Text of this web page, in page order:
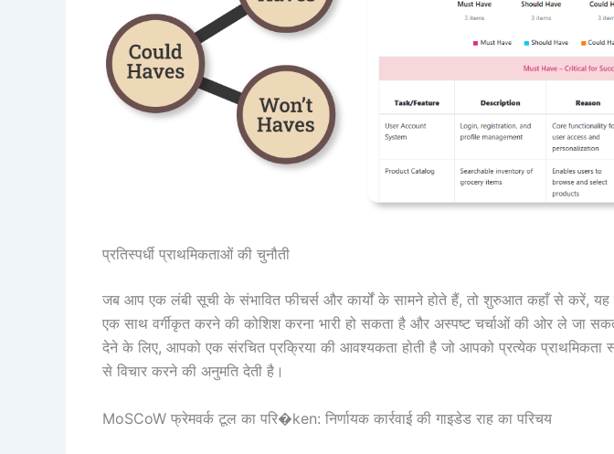
प्रतिस्पर्धी प्राथमिकताओं की चुनौती
जब आप एक लंबी सूची के संभावित फीचर्स और कार्यों के सामने होते हैं, तो शुरुआत कहाँ से करें, यह
एक साथ वर्गीकृत करने की कोशिश करना भारी हो सकता है और अस्पष्ट चर्चाओं की ओर ले जा
देने के लिए, आपको एक संरचित प्रक्रिया की आवश्यकता होती है जो आपको प्रत्येक
से विचार करने की अनुमति देती है।
MoSCoW फ्रेमवर्क टूल का परि�ken: निर्णायक कार्रवाई की गाइडेड राह का परिचय